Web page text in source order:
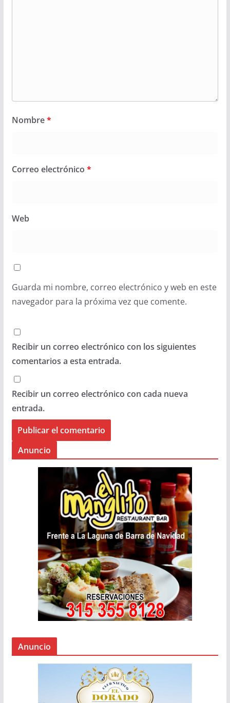
Nombre*
Correo electrónico *
Web
Guarda mi nombre, correo electrónico y web en este
navegador para la próxima vez que comente.
Recibir un correo electrónico con los siguientes
comentarios a esta entrada.
Recibir un correo electrónico con cada nueva
entrada.
Anuncio
Anuncio